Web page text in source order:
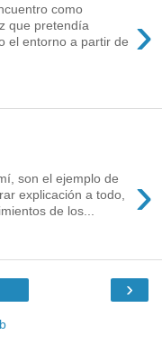
›
como
que pretendía
el entorno a partir de
›
son el ejemplo de
explicación a todo,
de los...
›